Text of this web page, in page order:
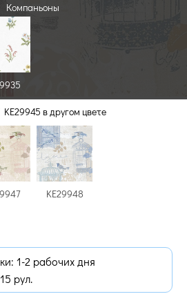
Компаньоны
в другом цвете
KE29948
1-2 рабочих дня
15 рул.